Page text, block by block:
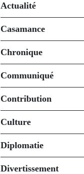
Actualité
Casamance
Chronique
Communiqué
Contribution
Culture
Diplomatie
Divertissement